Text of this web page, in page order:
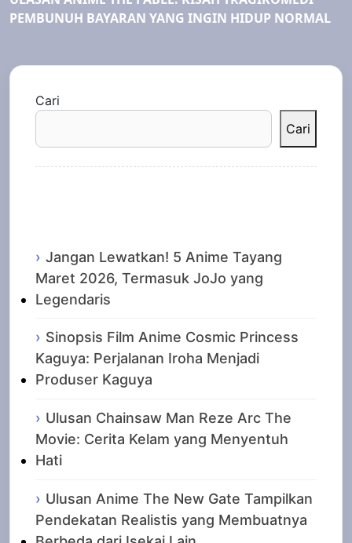
PEMBUNUH BAYARAN YANG INGIN HIDUP NORMAL
Cari
Cari
Jangan Lewatkan! 5 Anime Tayang
Maret 2026, Termasuk JoJo yang
Legendaris
Sinopsis Film Anime Cosmic Princess
Kaguya: Perjalanan Iroha Menjadi
Produser Kaguya
Ulusan Chainsaw Man Reze Arc The
Movie: Cerita Kelam yang Menyentuh
Hati
Ulusan Anime The New Gate Tampilkan
Pendekatan Realistis yang Membuatnya